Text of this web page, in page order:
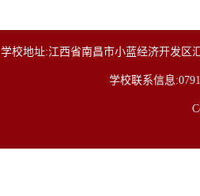
学校地址:江西省南昌市小蓝经济开发区
学校联系信息